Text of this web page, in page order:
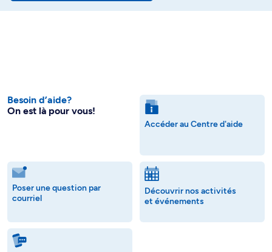
Besoin d’aide?
On est là pour vous!
Accéder au Centre d'aide
Poser une question par
courriel
Découvrir nos activités
et événements